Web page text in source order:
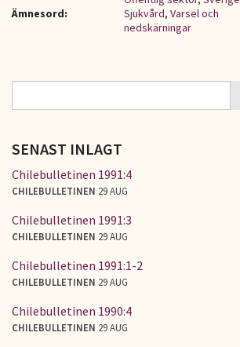
Ämnesord:
Sjukvård, Varsel och
nedskärningar
SÖKFORMULÄR
SENAST INLAGT
Chilebulletinen 1991:4
CHILEBULLETINEN 29 AUG
Chilebulletinen 1991:3
CHILEBULLETINEN 29 AUG
Chilebulletinen 1991:1-2
CHILEBULLETINEN 29 AUG
Chilebulletinen 1990:4
CHILEBULLETINEN 29 AUG